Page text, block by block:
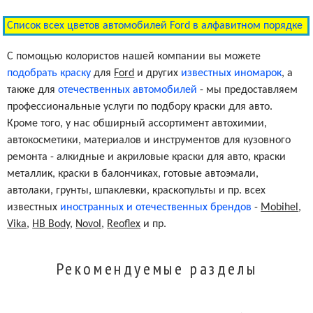
Pueblo Gold Metallic Clearcoat G3/M7113
Cashmere Tricoat G4/M7118
Pewter Metallic Clearcoat HJ
Silver Birch Pearl Metallic Clearcoat
Medium Wedgewood Metallic
Clearcoat
LD/M6763
Список всех цветов автомобилей Ford в алфавитном порядке
С помощью колористов нашей компании вы можете
подобрать краску для Ford и других известных иномарок, а
также дляотечественных автомобилей - мы предоставляем
профессиональные услуги по подбору краски для авто.
Кроме того, у нас обширный ассортимент автохимии,
автокосметики, материалов и инструментов для кузовного
ремонта - алкидные и акриловые краски для авто, краски
металлик, краски в балончиках, готовые автоэмали,
автолаки, грунты, шпаклевки, краскопульты и пр. всех
известных иностранных и отечественных брендов - Mobihel ,
Vika, HB Body, Novol , Reoflex и пр.
Рекомендуемые разделы